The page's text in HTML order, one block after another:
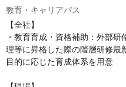
教育・キャリアパス
【全社】
・教育育成・資格補助：外部
理等に昇格した際の階層研修最
目的に応じた育成体系を用意